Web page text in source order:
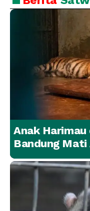
Anak
Bandung
Lainnya